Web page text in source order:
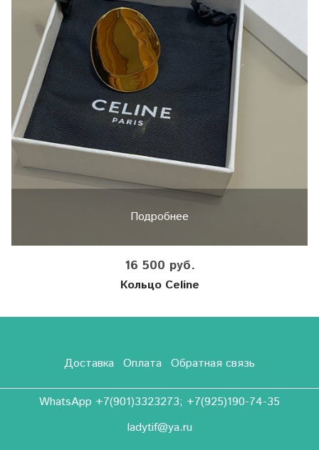
Подробнее
16 500 руб.
Кольцо Celine
Доставка Оплата Обратная связь
WhatsApp +7(901)3323273; +7(925)190-74-35
ladytif@ya.ru